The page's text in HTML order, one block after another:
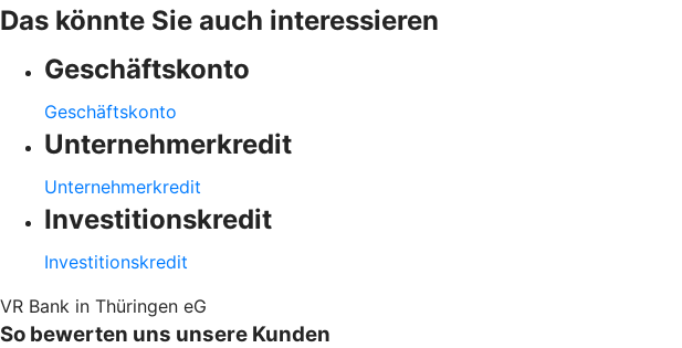
Das könnte Sie auch interessieren
Geschäftskonto
Geschäftskonto
Unternehmerkredit
Unternehmerkredit
Investitionskredit
Investitionskredit
VR Bank in Thüringen eG
So bewerten uns unsere Kunden